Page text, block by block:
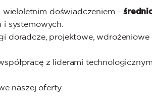
wieloletnim doświadczeniem -
systemowych.
doradcze, projektowe, wdrożeniowe
z liderami
naszej oferty.